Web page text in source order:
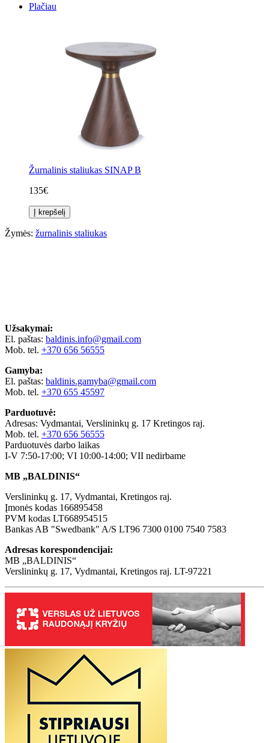
Plačiau
Žurnalinis staliukas SINAP B
135€
Į krepšelį
Žymės: žurnalinis staliukas
Užsakymai:
El. paštas: baldinis.info@gmail.com
Mob. tel. +370 656 56555
Gamyba:
El. paštas: baldinis.gamyba@gmail.com
Mob. tel. +370 655 45597
Parduotuvė:
Adresas: Vydmantai, Verslininkų g. 17 Kretingos raj.
Mob. tel. +370 656 56555
Parduotuvės darbo laikas
I-V 7:50-17:00; VI 10:00-14:00; VII nedirbame
MB „BALDINIS“
Verslininkų g. 17, Vydmantai, Kretingos raj.
Įmonės kodas 166895458
PVM kodas LT668954515
Bankas AB "Swedbank" A/S LT96 7300 0100 7540 7583
Adresas korespondencijai:
MB „BALDINIS“
Verslininkų g. 17, Vydmantai, Kretingos raj. LT-97221